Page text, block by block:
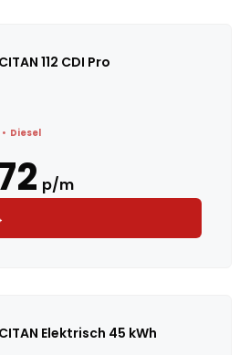
112 CDI Pro
Diesel
p/m
Elektrisch 45 kWh